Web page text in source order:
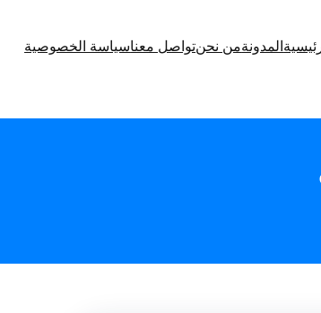
المدونةمن نحنتواصل معناسياسة الخصوصية